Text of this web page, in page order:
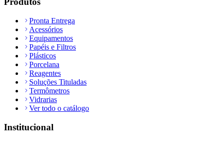
Pronta Entrega
Acessórios
Equipamentos
Papéis e Filtros
Plásticos
Porcelana
Reagentes
Soluções Tituladas
Termômetros
Vidrarias
Ver todo o catálogo
Institucional